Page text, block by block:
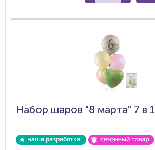
Набор шаров "8 марта" 7 в 1